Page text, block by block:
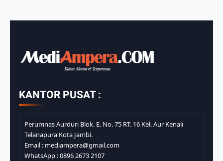
KANTOR PUSAT :
Perumnas Aurduri Blok. E. No. 75 RT. 16 Kel. Aur Kenali
Telanapura Kota Jambi.
Email : mediampera@gmail.com
WhatsApp : 0896 2673 2107